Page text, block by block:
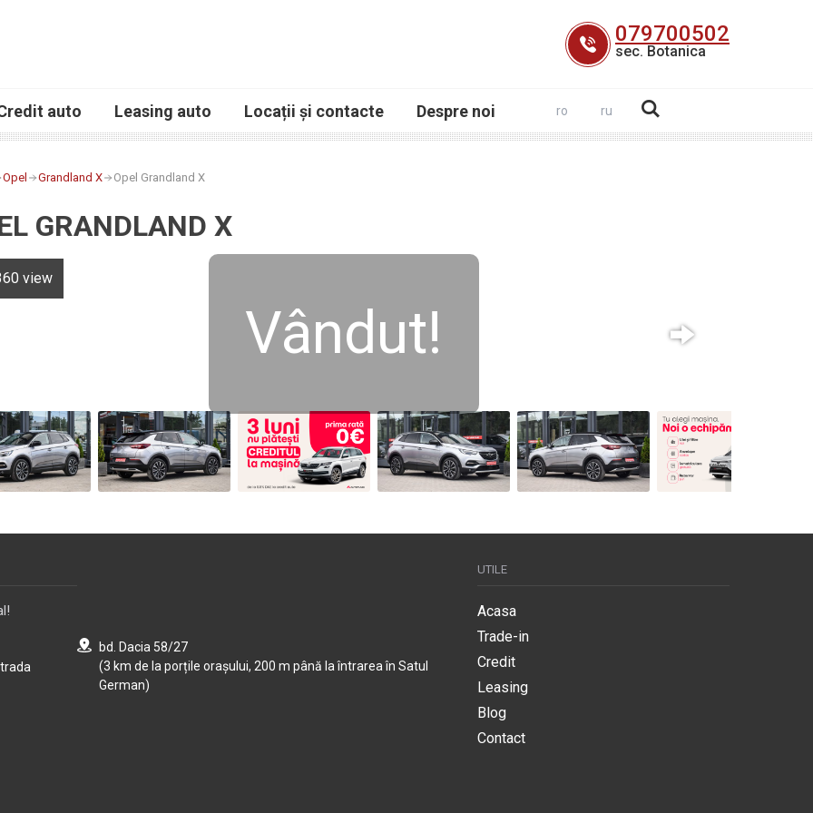
079700502
sec. Botanica
auto Leasing auto Locații și contacte Despre noi ro ru
Opel Grandland X Opel Grandland X
GRANDLAND X
view
Vândut!
bd. Dacia 58/27
(3 km de la porțile orașului, 200 m până la întrarea în Satul
German)
UTILE
Acasa
Trade-in
Credit
Leasing
Blog
Contact